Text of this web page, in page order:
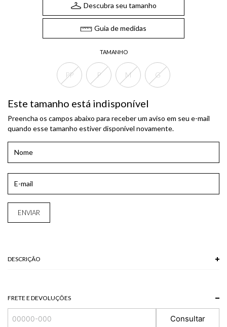
TAMANHO
PP P M G
Descubra seu tamanho
Guia de medidas
DESCRIÇÃO
100% ALGODAO
FRETE E DEVOLUÇÕES
Consultar